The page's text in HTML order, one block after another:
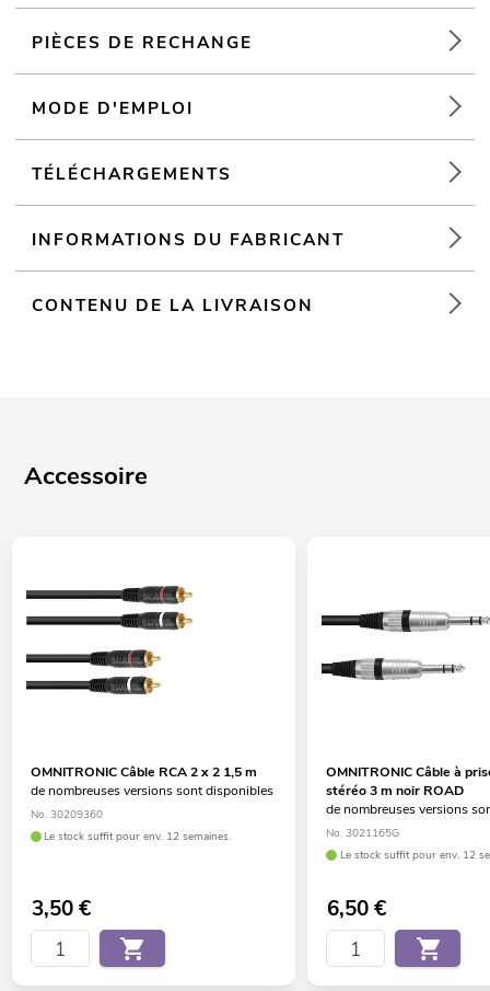
PIÈCES DE RECHANGE
MODE D'EMPLOI
TÉLÉCHARGEMENTS
INFORMATIONS DU FABRICANT
CONTENU DE LA LIVRAISON
Accessoire
OMNITRONIC Câble RCA 2 x 2 1,5 m
de nombreuses versions sont disponibles
No. 30209360
Le stock suffit pour env. 12 semaines.
3,50€
OMNITRONIC Câble à
stéréo 3 m noir ROAD
de nombreuses versions
No. 3021165G
Le stock suffit pour env. 12
6,50€